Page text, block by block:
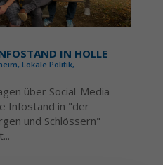
IN HOLLE
, Lokale Politik,
über Social-Media
Infostand in "der
und Schlössern"